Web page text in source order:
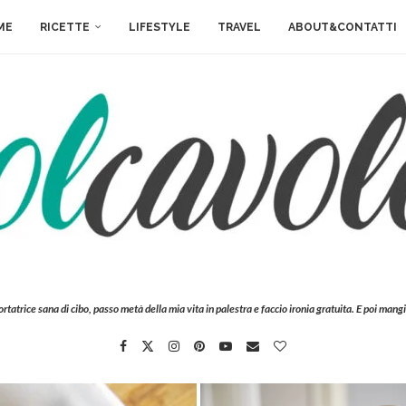
RICETTE LIFESTYLE TRAVEL ABOUT&CONTATTI
sana di cibo, passo metà della mia vita in palestra e faccio ironia gratuita. E poi